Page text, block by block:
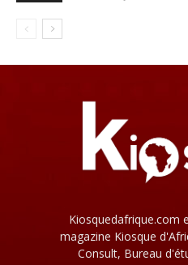
Kiosquedafrique.com
magazine Kiosque
Consult, Bureau